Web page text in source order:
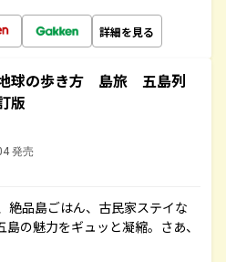
詳細を見る
球の歩き方 島旅 五島列
版
発売
絶品島ごはん、古民家ステイな
の魅力をギュッと凝縮。さあ、